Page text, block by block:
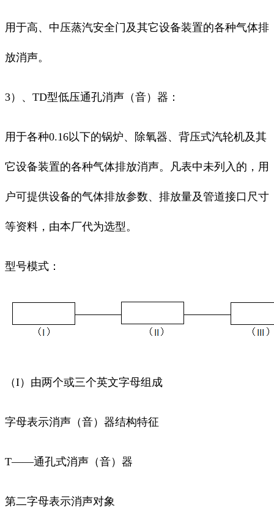
用于高、中压蒸汽安全门及其它设备装置的各种气体排
放消声。
3）、TD型低压通孔消声（音）器：
用于各种0.16以下的锅炉、除氧器、背压式汽轮机及其
它设备装置的各种气体排放消声。凡表中未列入的，用
户可提供设备的气体排放参数、排放量及管道接口尺寸
等资料，由本厂代为选型。
型号模式：
（I）由两个或三个英文字母组成
字母表示消声（音）器结构特征
T——通孔式消声（音）器
第二字母表示消声对象